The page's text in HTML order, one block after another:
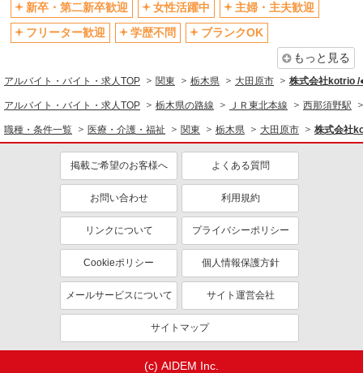
退職金・財形貯蓄制度あり
各種手当（家族・役職・インセン
ティブなど）あり
資格取得支援制度あり
同じ職種から求人を探す
医療・介護・福祉
看護師・保健師・看護助手・助産師
同じ特徴から求人を探す
未経験歓迎
ミドル（40代～）活躍中
ボーナス・賞与あり
車通勤OK
社会保険あり
産休・育休取得実績あり
新卒・第二新卒歓迎
女性活躍中
主婦・主夫歓迎
フリーター歓迎
学歴不問
ブランクOK
もっと見る
アルバイト・バイト・求人TOP 関東 栃木県 大田原市 株式会社kotrio /
アルバイト・バイト・求人TOP 栃木県の路線 ＪＲ東北本線 西那須野駅
職種・条件一覧 医療・介護・福祉 関東 栃木県 大田原市 株式会社
掲載ご希望のお客様へ よくある質問
お問い合わせ 利用規約
リンクについて プライバシーポリシー
Cookieポリシー 個人情報保護方針
メールサービスについて サイト運営会社
サイトマップ
(c) AIDEM Inc.